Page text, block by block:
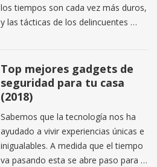
los tiempos son cada vez más duros,
y las tácticas de los delincuentes …
Top mejores gadgets de
seguridad para tu casa
(2018)
Sabemos que la tecnología nos ha
ayudado a vivir experiencias únicas e
inigualables. A medida que el tiempo
va pasando esta se abre paso para …